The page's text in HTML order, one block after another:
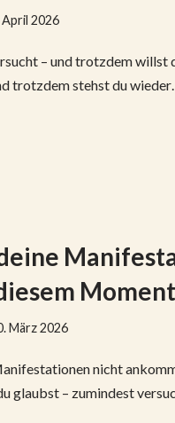
April 2026
– und trotzdem willst
trotzdem stehst du wieder…
März 2026
nicht
glaubst – zumindest